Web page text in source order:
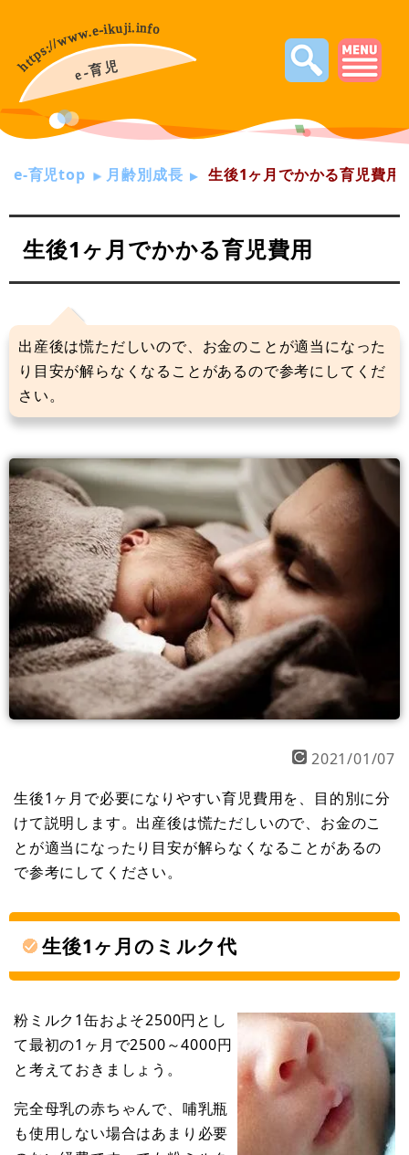
e-育児top 月齢別成長 生後1ヶ月でかかる育児費用
生後1ヶ月でかかる育児費用
出産後は慌ただしいので、お金のことが適当になった
り目安が解らなくなることがあるので参考にしてくだ
さい。
2021/01/07
生後1ヶ月で必要になりやすい育児費用を、目的別に分
けて説明します。出産後は慌ただしいので、お金のこ
とが適当になったり目安が解らなくなることがあるの
で参考にしてください。
生後1ヶ月のミルク代
粉ミルク1缶およそ2500円とし
て最初の1ヶ月で2500～4000円
と考えておきましょう。
完全母乳の赤ちゃんで、哺乳瓶
も使用しない場合はあまり必要